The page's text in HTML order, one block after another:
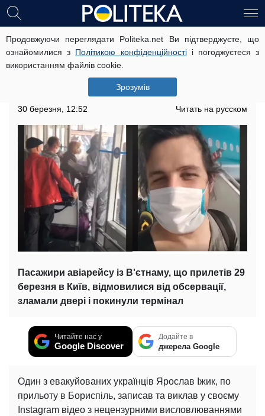
Продовжуючи переглядати Politeka.net Ви підтверджуєте, що
ознайомилися з Політикою конфіденційностіі погоджуєтеся з
використанням файлів cookie.
Зрозумів
Турист із В'єтнаму, який обматерив
Україну, записав відео з покаянням:
"Виродки"
"Це просто жорстко"
30 березня, 12:52 Читать на русском
Пасажири авіарейсу із В'єтнаму, що прилетів 29
березня в Київ, відмовилися від обсервації,
зламали двері і покинули термінал
Читайте нас у
Google Discover
Додайте в
джерела Google
Один з евакуйованих українців Ярослав Іжик, по
прильоту в Бориспіль, записав та виклав у своєму
Instagram відео з нецензурними висловлюваннями